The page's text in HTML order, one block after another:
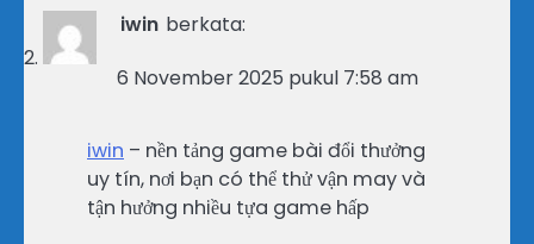
iwin berkata:
6 November 2025 pukul 7:58 am
iwin – nền tảng game bài đổi thưởng
uy tín, nơi bạn có thể thử vận may và
tận hưởng nhiều tựa game hấp